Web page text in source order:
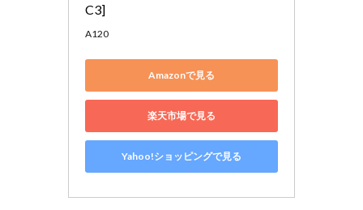
C3]
A120
Amazonで見る
楽天市場で見る
Yahoo!ショッピングで見る